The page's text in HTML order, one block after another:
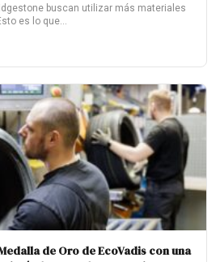
buscan utilizar más materiales
es lo que…
de Oro de EcoVadis con una